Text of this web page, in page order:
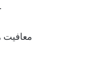
معافیت